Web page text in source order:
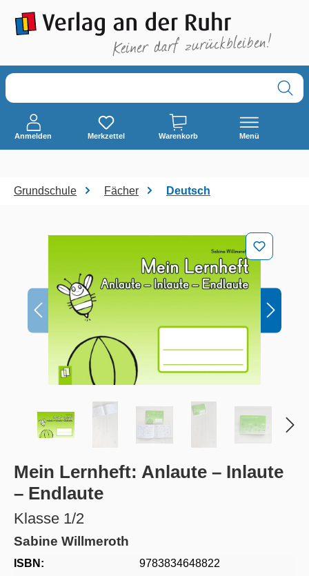
springen
Anmelden Merkzettel Warenkorb Menü
Grundschule Fächer Deutsch
Mein Lernheft: Anlaute – Inlaute
– Endlaute
Klasse 1/2
Sabine Willmeroth
ISBN:
9783834648822